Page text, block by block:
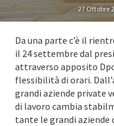
27 Ottobre
Da una parte c’è il
il 24 settembre dal
attraverso apposito
flessibilità di orari.
grandi aziende private
di lavoro cambia
tante le grandi